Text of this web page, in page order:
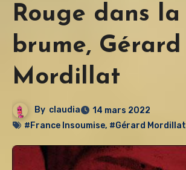
Rouge dans la
brume, Gérard
Mordillat
By claudia
14 mars 2022
#France Insoumise, #Gérard Mordillat